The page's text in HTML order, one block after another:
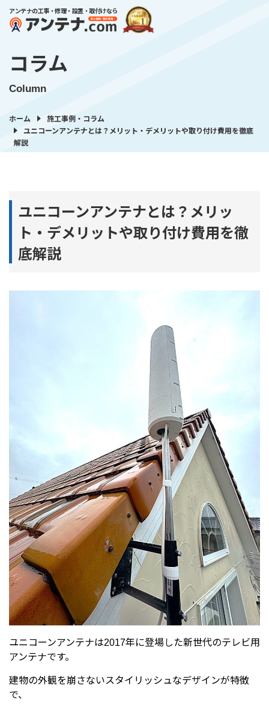
アンテナの工事・修理・設置・取付けなら
コラム
Column
ホーム
施工事例・コラム
ユニコーンアンテナとは？メリット・デメリットや取り付け費用を徹底
解説
ユニコーンアンテナとは？メリッ
ト・デメリットや取り付け費用を徹
底解説
ユニコーンアンテナは2017年に登場した新世代のテレビ用
アンテナです。
建物の外観を崩さないスタイリッシュなデザインが特徴
で、